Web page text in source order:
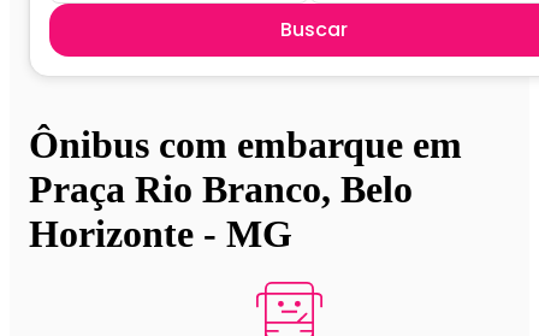
Buscar
Ônibus com embarque em
Praça Rio Branco, Belo
Horizonte - MG